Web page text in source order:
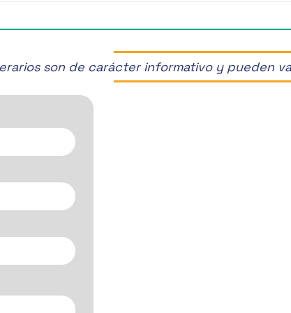
son de carácter informativo y pueden